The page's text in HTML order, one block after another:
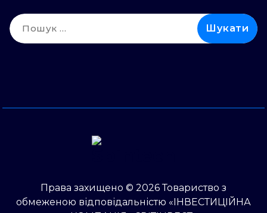
Пошук:
Права захищено © 2026 Товариство з
обмеженою відповідальністю «ІНВЕСТИЦІЙНА